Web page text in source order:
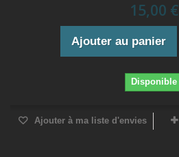
15,00 €
Ajouter au panier
Disponible
Ajouter à ma liste d'envies